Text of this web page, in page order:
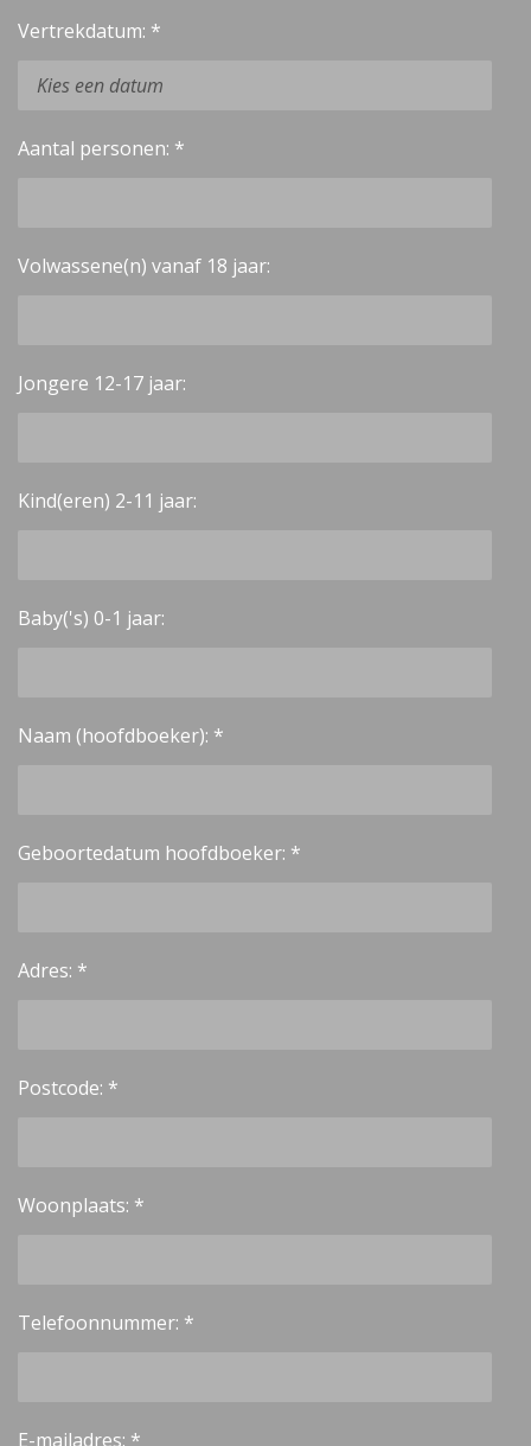
Vertrekdatum: *
Aantal personen: *
Volwassene(n) vanaf 18 jaar:
Jongere 12-17 jaar:
Kind(eren) 2-11 jaar:
Baby('s) 0-1 jaar:
Naam (hoofdboeker): *
Geboortedatum hoofdboeker: *
Adres: *
Postcode: *
Woonplaats: *
Telefoonnummer: *
E-mailadres: *